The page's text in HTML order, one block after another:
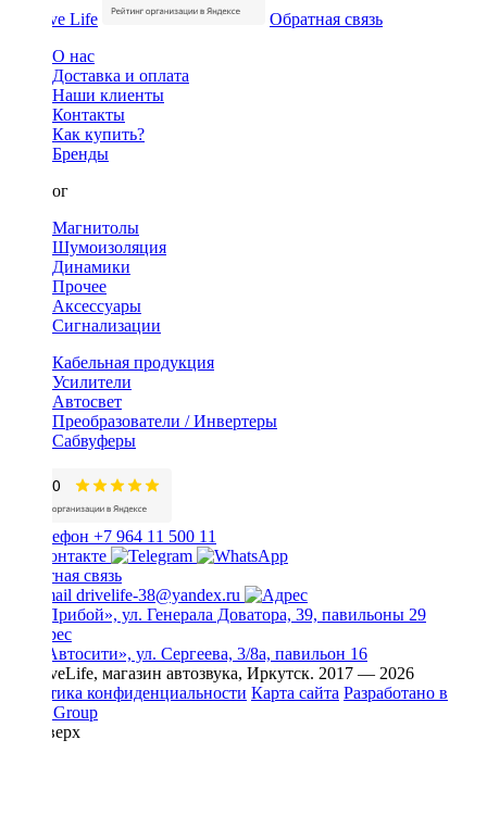
Обратная связь
О нас
Доставка и оплата
Наши клиенты
Контакты
Как купить?
Бренды
Каталог
Магнитолы
Шумоизоляция
Динамики
Прочее
Аксессуары
Сигнализации
Кабельная продукция
Усилители
Автосвет
Преобразователи / Инвертеры
Сабвуферы
+7 964 11 500 11
Обратная связь
drivelife-38@yandex.ru
ТЦ «Прибой», ул. Генерала Доватора, 39, павильоны 29
ТЦ «Автосити», ул. Сергеева, 3/8а, павильон 16
© DriveLife, магазин автозвука, Иркутск. 2017 — 2026
Политика конфиденциальности Карта сайта Разработано в
Prime Group